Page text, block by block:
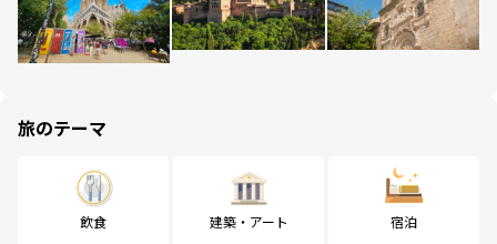
旅のテーマ
飲食 建築・アート 宿泊